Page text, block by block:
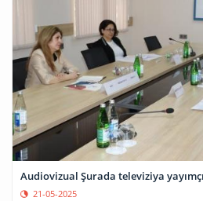
Audiovizual Şurada televiziya
21-05-2025